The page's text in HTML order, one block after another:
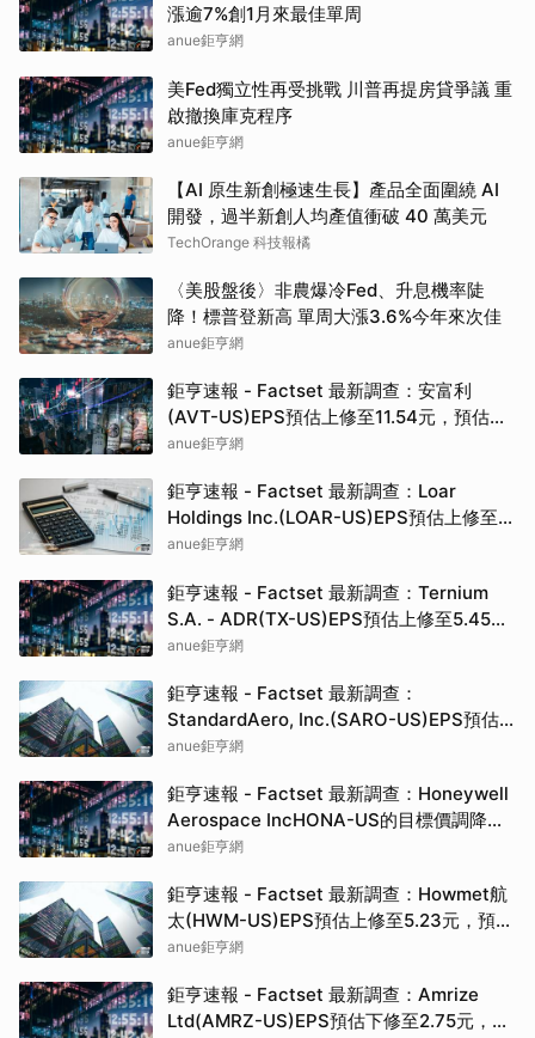
漲逾7%創1月來最佳單周
anue鉅亨網
美Fed獨立性再受挑戰 川普再提房貸爭議 重
啟撤換庫克程序
anue鉅亨網
【AI 原生新創極速生長】產品全面圍繞 AI
開發，過半新創人均產值衝破 40 萬美元
TechOrange 科技報橘
〈美股盤後〉非農爆冷Fed、升息機率陡
降！標普登新高 單周大漲3.6%今年來次佳
anue鉅亨網
鉅亨速報 - Factset 最新調查：安富利
(AVT-US)EPS預估上修至11.54元，預估目
標價為112.50元
anue鉅亨網
鉅亨速報 - Factset 最新調查：Loar
Holdings Inc.(LOAR-US)EPS預估上修至
1.33元，預估目標價為85.00元
anue鉅亨網
鉅亨速報 - Factset 最新調查：Ternium
S.A. - ADR(TX-US)EPS預估上修至5.45
元，預估目標價為55.00元
anue鉅亨網
鉅亨速報 - Factset 最新調查：
StandardAero, Inc.(SARO-US)EPS預估
上修至1.22元，預估目標價為35.00元
anue鉅亨網
鉅亨速報 - Factset 最新調查：Honeywell
Aerospace IncHONA-US的目標價調降至
214元，幅度約4.89%
anue鉅亨網
鉅亨速報 - Factset 最新調查：Howmet航
太(HWM-US)EPS預估上修至5.23元，預估
目標價為335.00元
anue鉅亨網
鉅亨速報 - Factset 最新調查：Amrize
Ltd(AMRZ-US)EPS預估下修至2.75元，預